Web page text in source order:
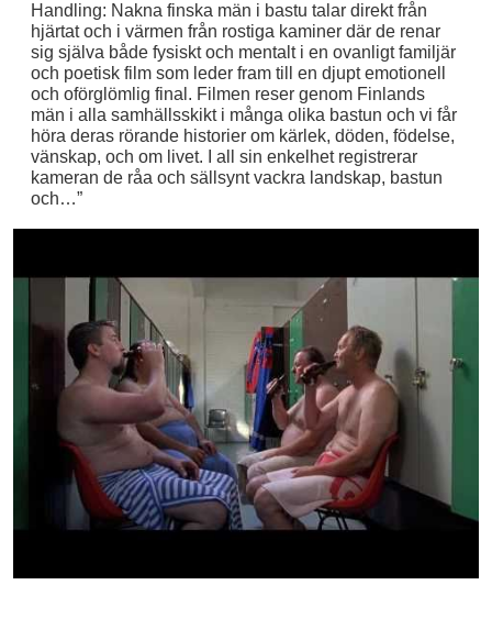
Handling: Nakna finska män i bastu talar direkt från
hjärtat och i värmen från rostiga kaminer där de renar
sig själva både fysiskt och mentalt i en ovanligt familjär
och poetisk film som leder fram till en djupt emotionell
och oförglömlig final. Filmen reser genom Finlands
män i alla samhällsskikt i många olika bastun och vi får
höra deras rörande historier om kärlek, döden, födelse,
vänskap, och om livet. I all sin enkelhet registrerar
kameran de råa och sällsynt vackra landskap, bastun
och…”